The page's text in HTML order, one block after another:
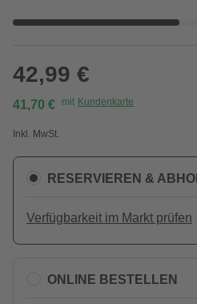
42,99 €
41,70 € mit Kundenkarte
Inkl. MwSt.
RESERVIEREN &
Verfügbarkeit im Markt prüfen
ONLINE BESTELLEN